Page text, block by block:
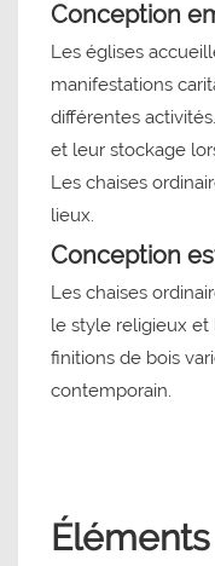
Conception
Les églises
manifestations
différentes
et leur stockage
Les chaises
lieux.
Conception
Les chaises
le style religieux et
finitions de bois
contemporain.